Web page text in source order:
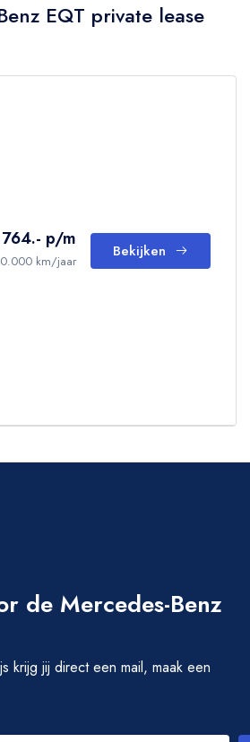
EQT private lease
p/m
km/jaar
Bekijken
de Mercedes-Benz
krijg jij direct een mail, maak een